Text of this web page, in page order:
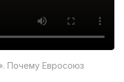
Почему Евросоюз